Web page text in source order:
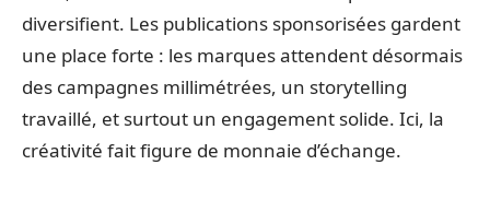
diversifient. Les publications sponsorisées gardent
une place forte : les marques attendent désormais
des campagnes millimétrées, un storytelling
travaillé, et surtout un engagement solide. Ici, la
créativité fait figure de monnaie d’échange.